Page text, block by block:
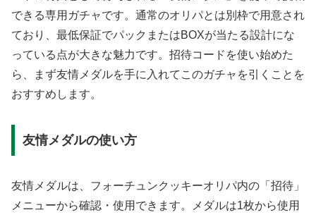
できる専用ガチャです。通常のオリパとは別枠で用意され
ており、最低保証でパックまたはBOXが当たる設計にな
っている点が大きな魅力です。招待コードを使い始めた
ら、まず友情メダルを手に入れてこのガチャを引くことを
おすすめします。
友情メダルの使い方
友情メダルは、フォーチュンクッキーオリパ内の「招待」
メニューから確認・使用できます。メダルは1枚から使用